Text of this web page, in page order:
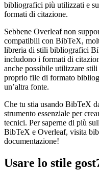
bibliografici più utilizzati e
formati di citazione.
Sebbene Overleaf non
compatibili con BibTeX,
libreria di stili bibliografici
includono i formati di
anche possibile utilizzare
proprio file di formato
un’altra fonte.
Che tu stia usando BibTeX
strumento essenziale per
tecnici. Per saperne di più
BibTeX e Overleaf, visita
documentazione!
Usare lo stile